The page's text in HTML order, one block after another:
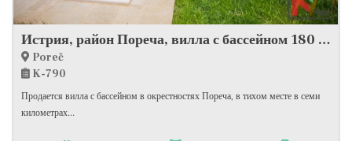
Истрия, район Пореча, вилла с бассейном 180 м2 в тихом месте, #продажа
Poreč
K-790
Продается вилла с бассейном в окрестностях Пореча, в тихом месте в семи
километрах...